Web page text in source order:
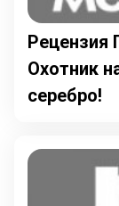
Рецензия
Охотник
серебро!